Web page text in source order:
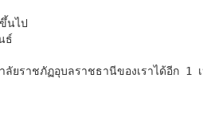
ธ์
ยราชภัฏอุบลราชธานีของเราได้อีก 1